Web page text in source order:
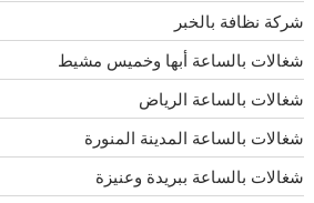
شركة نظافة بالخبر
شغالات بالساعة أبها وخميس مشيط
شغالات بالساعة الرياض
شغالات بالساعة المدينة المنورة
شغالات بالساعة ببريدة وعنيزة